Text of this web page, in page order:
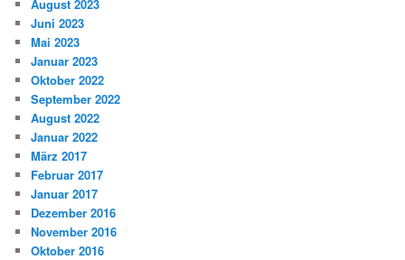
August 2023
Juni 2023
Mai 2023
Januar 2023
Oktober 2022
September 2022
August 2022
Januar 2022
März 2017
Februar 2017
Januar 2017
Dezember 2016
November 2016
Oktober 2016